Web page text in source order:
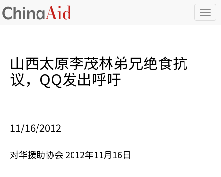
T
o
山西太原李茂林弟兄绝食抗
议，QQ发出呼吁
11/16/2012
对华援助协会 2012年11月16日